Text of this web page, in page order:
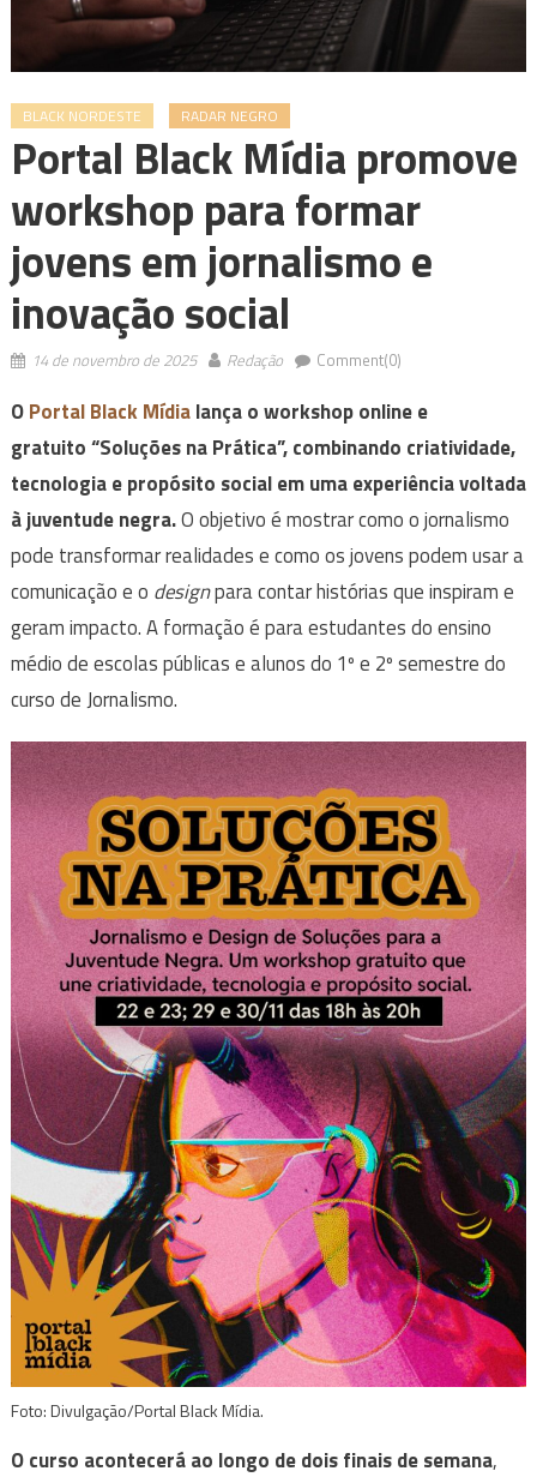
BLACK NORDESTE RADAR NEGRO
Portal Black Mídia promove
workshop para formar
jovens em jornalismo e
inovação social
14 de novembro de 2025 Redação Comment(0)
OPortal Black Mídialança o workshop online e
gratuito “Soluções na Prática”, combinando criatividade,
tecnologia e propósito social em uma experiência voltada
à juventude negra.O objetivo é mostrar como o jornalismo
pode transformar realidades e como os jovens podem usar a
comunicação e o designpara contar histórias que inspiram e
geram impacto. A formação é para estudantes do ensino
médio de escolas públicas e alunos do 1º e 2º semestre do
curso de Jornalismo.
Foto: Divulgação/Portal Black Mídia.
O curso acontecerá ao longo de dois finais de semana,